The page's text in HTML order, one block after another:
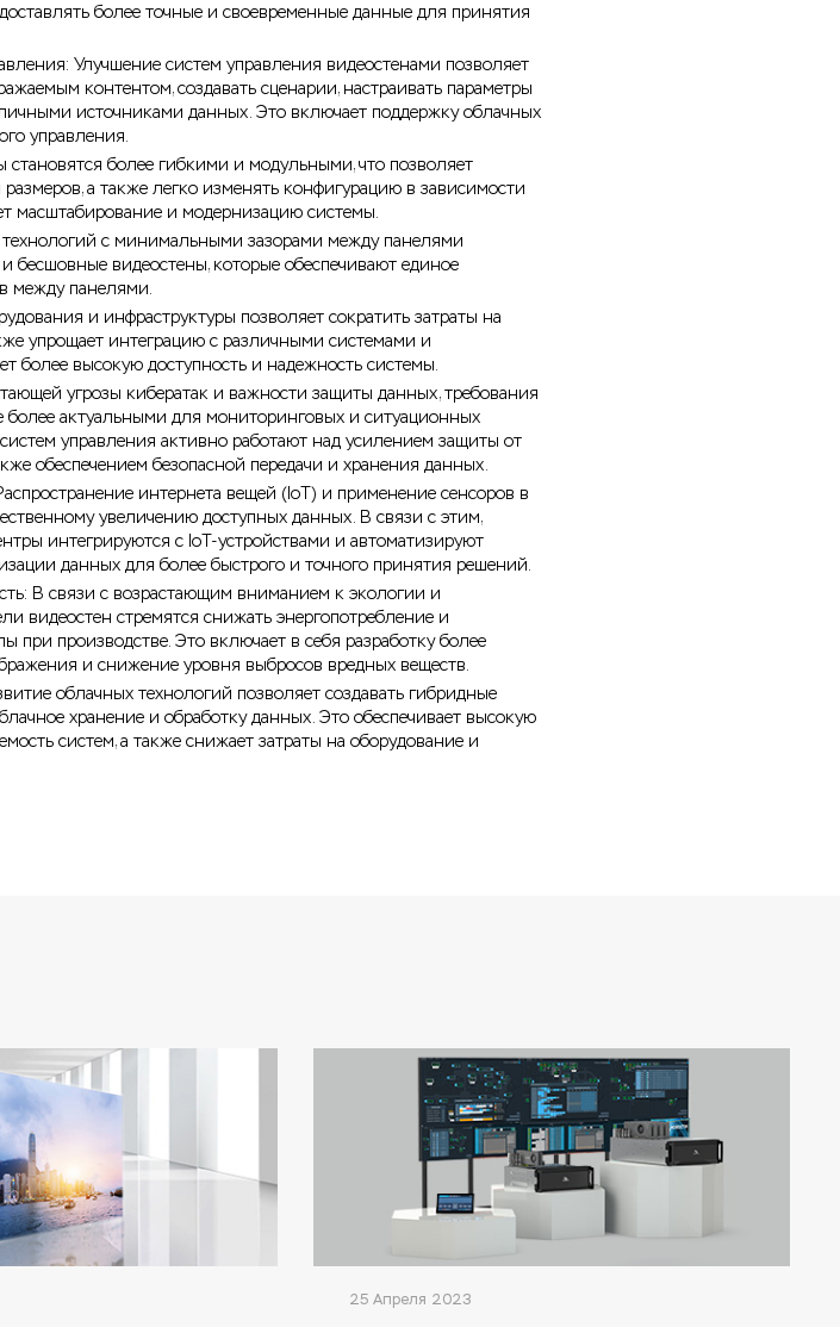
более точные и своевременные данные для принятия
Улучшение систем управления видеостенами позволяет
контентом, создавать сценарии, настраивать параметры
источниками данных. Это включает поддержку облачных
управления.
становятся более гибкими и модульными, что позволяет
а также легко изменять конфигурацию в зависимости
масштабирование и модернизацию системы.
с минимальными зазорами между панелями
бесшовные видеостены, которые обеспечивают единое
между панелями.
и инфраструктуры позволяет сократить затраты на
упрощает интеграцию с различными системами и
более высокую доступность и надежность системы.
угрозы кибератак и важности защиты данных, требования
более актуальными для мониторинговых и ситуационных
управления активно работают над усилением защиты от
обеспечением безопасной передачи и хранения данных.
интернета вещей (IoT) и применение сенсоров в
увеличению доступных данных. В связи с этим,
интегрируются с IoT-устройствами и автоматизируют
данных для более быстрого и точного принятия решений.
В связи с возрастающим вниманием к экологии и
видеостен стремятся снижать энергопотребление и
при производстве. Это включает в себя разработку более
и снижение уровня выбросов вредных веществ.
облачных технологий позволяет создавать гибридные
хранение и обработку данных. Это обеспечивает высокую
систем, а также снижает затраты на оборудование и
25 Апреля 2023